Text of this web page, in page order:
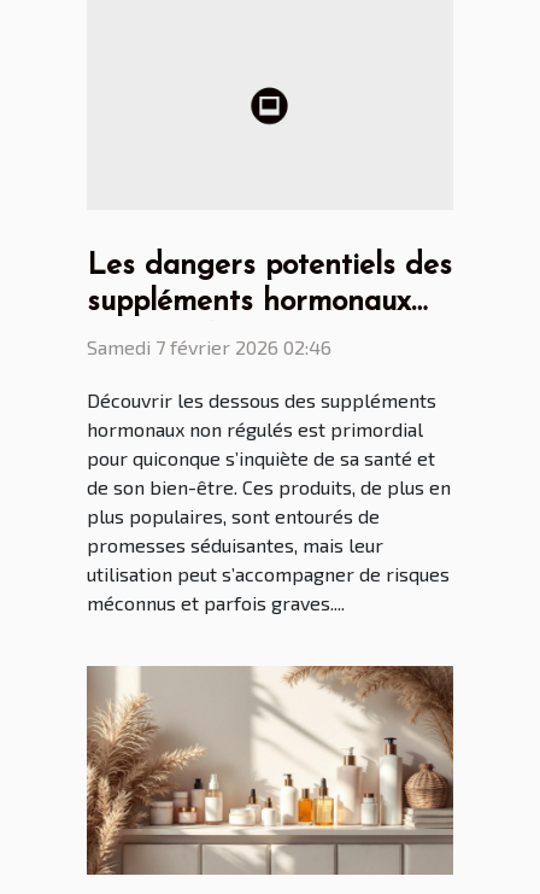
Les dangers potentiels des
suppléments hormonaux
non régulés
Samedi 7 février 2026 02:46
Découvrir les dessous des suppléments
hormonaux non régulés est primordial
pour quiconque s’inquiète de sa santé et
de son bien-être. Ces produits, de plus en
plus populaires, sont entourés de
promesses séduisantes, mais leur
utilisation peut s’accompagner de risques
méconnus et parfois graves....